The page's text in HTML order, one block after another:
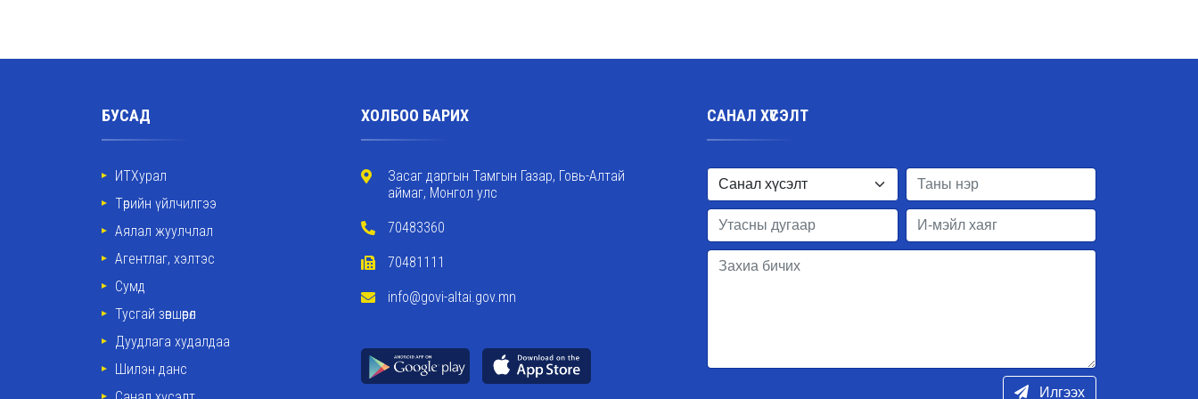
БУСАД
ИТХурал
Төрийн үйлчилгээ
Аялал жуулчлал
Агентлаг, хэлтэс
Сумд
Тусгай зөвшөөрөл
Дуудлага худалдаа
Шилэн данс
ХОЛБОО БАРИХ
Засаг даргын Тамгын Газар, Говь-Алтай
аймаг, Монгол улс
70483360
70481111
info@govi-altai.gov.mn
САНАЛ ХҮСЭЛТ
Илгээх